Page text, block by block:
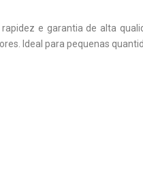
e garantia de alta
Ideal para pequenas